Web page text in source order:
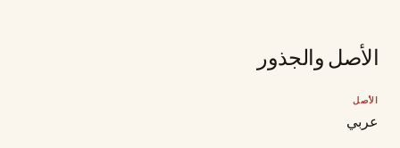
الأصل والجذور
الأصل
عربي